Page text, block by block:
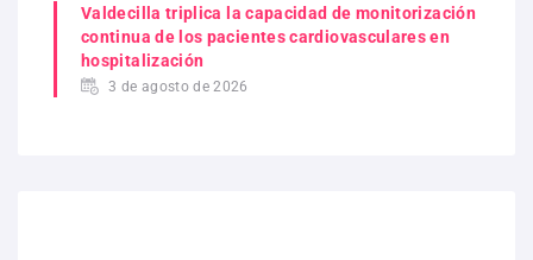
Valdecilla triplica la capacidad de monitorización
continua de los pacientes cardiovasculares en
hospitalización
3 de agosto de 2026